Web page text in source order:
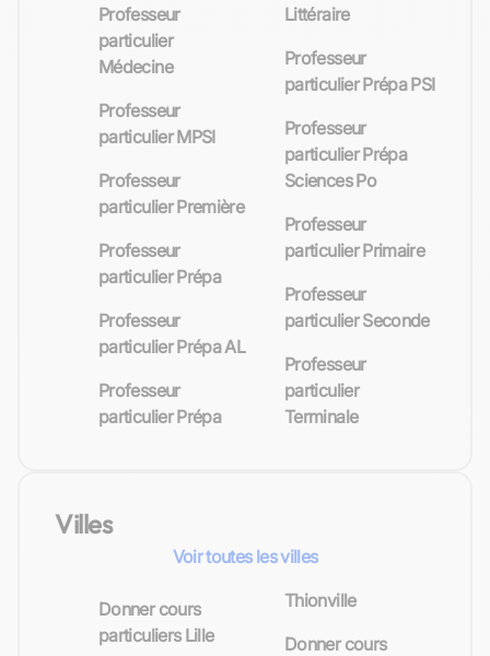
Professeur
particulier
Médecine
Professeur
particulier MPSI
Professeur
particulier Première
Professeur
particulier Prépa
Professeur
particulier Prépa AL
Professeur
particulier Prépa
Littéraire
Professeur
particulier Prépa PSI
Professeur
particulier Prépa
Sciences Po
Professeur
particulier Primaire
Professeur
particulier Seconde
Professeur
particulier
Terminale
Villes
Voir toutes les villes
Donner cours
particuliers Lille
Thionville
Donner cours